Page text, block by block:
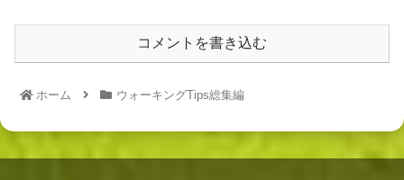
コメントを書き込む
ホーム ウォーキングTips総集編